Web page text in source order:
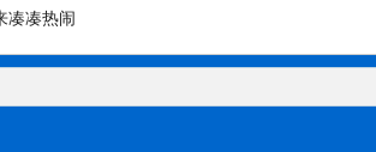
凑凑热闹